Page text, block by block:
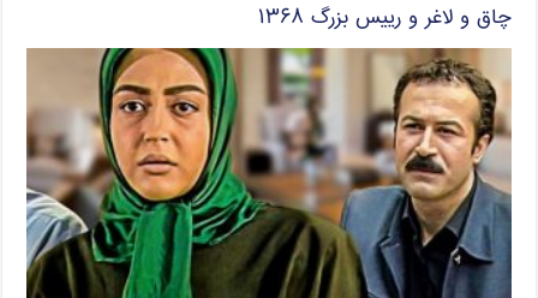
چاق و لاغر و رییس بزرگ ۱۳۶۸